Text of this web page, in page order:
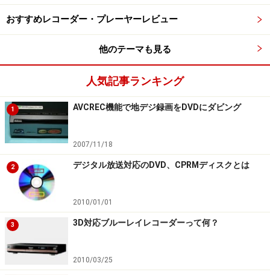
おすすめレコーダー・プレーヤーレビュー
他のテーマも見る
人気記事ランキング
1 AVCREC機能で地デジ録画をDVDにダビング
2007/11/18
2 デジタル放送対応のDVD、CPRMディスクとは
2010/01/01
3 3D対応ブルーレイレコーダーって何？
2010/03/25